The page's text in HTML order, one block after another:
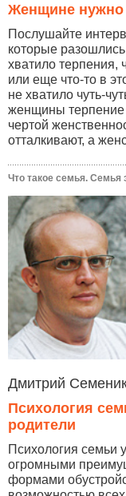
Женщине нужно
Послушайте
которые
хватило терпения,
или еще что-то в
не хватило чуть-
женщины терпение
чертой
отталкивают, а
Что такое семья. Семья
Дмитрий
Психология
родители
Психология семьи
огромными
формами